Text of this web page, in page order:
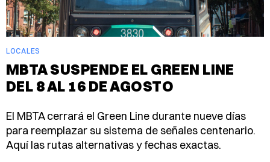
LOCALES
MBTA SUSPENDE EL GREEN LINE
DEL 8 AL 16 DE AGOSTO
El MBTA cerrará el Green Line durante nueve días
para reemplazar su sistema de señales centenario.
Aquí las rutas alternativas y fechas exactas.